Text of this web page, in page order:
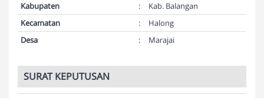
Kabupaten
:
Kab. Balangan
Kecamatan
:
Halong
Desa
: Marajai
SURAT KEPUTUSAN